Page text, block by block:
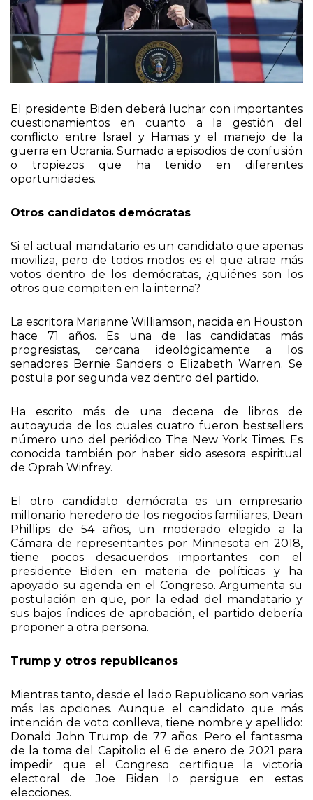
El presidente Biden deberá luchar con importantes
cuestionamientos en cuanto a la gestión del
conflicto entre Israel y Hamas y el manejo de la
guerra en Ucrania. Sumado a episodios de confusión
o tropiezos que ha tenido en diferentes
oportunidades.
Otros candidatos demócratas
Si el actual mandatario es un candidato que apenas
moviliza, pero de todos modos es el que atrae más
votos dentro de los demócratas, ¿quiénes son los
otros que compiten en la interna?
La escritora Marianne Williamson, nacida en Houston
hace 71 años. Es una de las candidatas más
progresistas, cercana ideológicamente a los
senadores Bernie Sanders o Elizabeth Warren. Se
postula por segunda vez dentro del partido.
Ha escrito más de una decena de libros de
autoayuda de los cuales cuatro fueron bestsellers
número uno del periódico The New York Times. Es
conocida también por haber sido asesora espiritual
de Oprah Winfrey.
El otro candidato demócrata es un empresario
millonario heredero de los negocios familiares, Dean
Phillips de 54 años, un moderado elegido a la
Cámara de representantes por Minnesota en 2018,
tiene pocos desacuerdos importantes con el
presidente Biden en materia de políticas y ha
apoyado su agenda en el Congreso. Argumenta su
postulación en que, por la edad del mandatario y
sus bajos índices de aprobación, el partido debería
proponer a otra persona.
Trump y otros republicanos
Mientras tanto, desde el lado Republicano son varias
más las opciones. Aunque el candidato que más
intención de voto conlleva, tiene nombre y apellido:
Donald John Trump de 77 años. Pero el fantasma
de la toma del Capitolio el 6 de enero de 2021 para
impedir que el Congreso certifique la victoria
electoral de Joe Biden lo persigue en estas
elecciones.